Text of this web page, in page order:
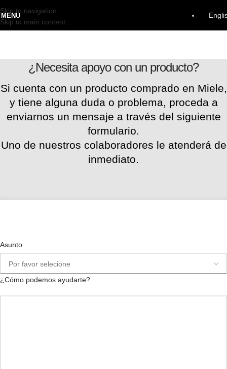
Skip to navigation
Skip to main content
MENU
¿Necesita apoyo con un producto?
Si cuenta con un producto comprado en Miele,
y tiene alguna duda o problema, proceda a
enviarnos un mensaje a través del siguiente
formulario.
Uno de nuestros colaboradores le atenderá de
inmediato.
Asunto
¿Cómo podemos ayudarte?